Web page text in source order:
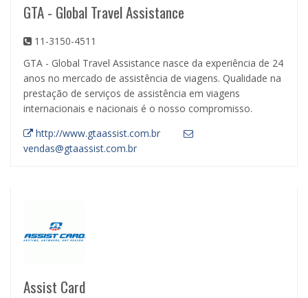
GTA - Global Travel Assistance
11-3150-4511
GTA - Global Travel Assistance nasce da experiência de 24
anos no mercado de assistência de viagens. Qualidade na
prestação de serviços de assistência em viagens
internacionais e nacionais é o nosso compromisso.
http://www.gtaassist.com.br
vendas@gtaassist.com.br
Assist Card